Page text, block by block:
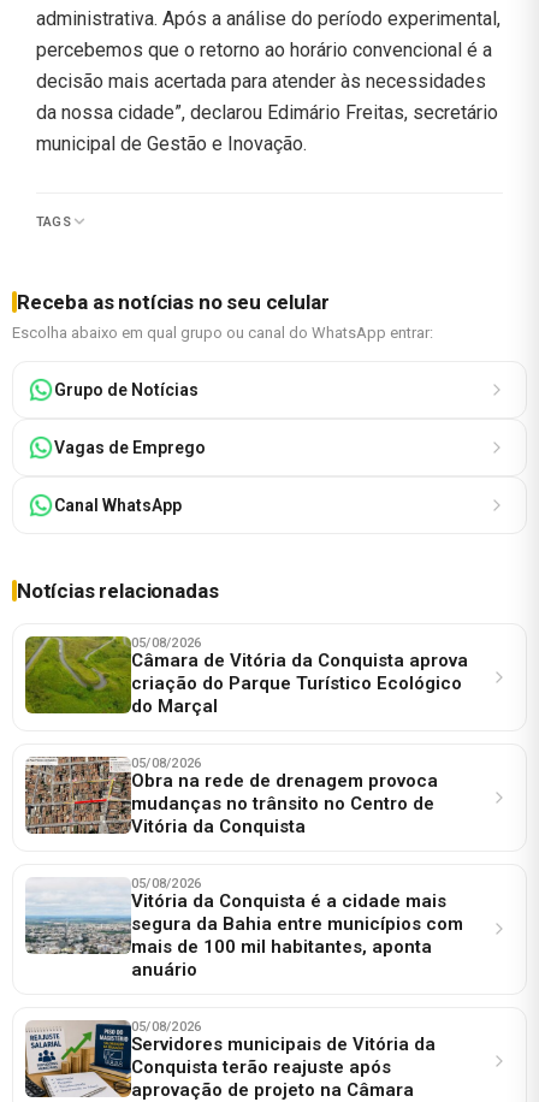
administrativa. Após a análise do período experimental,
percebemos que o retorno ao horário convencional é a
decisão mais acertada para atender às necessidades
da nossa cidade”, declarou Edimário Freitas, secretário
municipal de Gestão e Inovação.
TAGS
Receba as notícias no seu celular
Escolha abaixo em qual grupo ou canal do WhatsApp entrar:
Grupo de Notícias
Vagas de Emprego
Canal WhatsApp
Notícias relacionadas
05/08/2026
Câmara de Vitória da Conquista aprova
criação do Parque Turístico Ecológico
do Marçal
05/08/2026
Obra na rede de drenagem provoca
mudanças no trânsito no Centro de
Vitória da Conquista
05/08/2026
Vitória da Conquista é a cidade mais
segura da Bahia entre municípios com
mais de 100 mil habitantes, aponta
anuário
05/08/2026
Servidores municipais de Vitória da
Conquista terão reajuste após
aprovação de projeto na Câmara